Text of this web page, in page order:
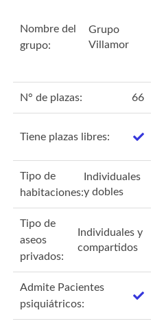
Nombre del
grupo:
Grupo
Villamor
N° de plazas: 66
Tiene plazas libres:
Tipo de
habitaciones:
Individuales
y dobles
Tipo de
aseos
privados:
Individuales y
compartidos
Admite Pacientes
psiquiátricos: